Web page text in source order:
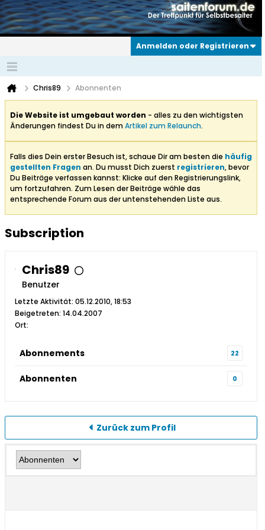
Anmelden oder Registrieren
Chris89 Abonnenten
Die Website ist umgebaut worden - alles zu den wichtigsten
Änderungen findest Du in demArtikel zum Relaunch.
Falls dies Dein erster Besuch ist, schaue Dir am besten die häufig
gestellten Fragen an. Du musst Dich zuerst registrieren, bevor
Du Beiträge verfassen kannst: Klicke auf den Registrierungslink,
um fortzufahren. Zum Lesen der Beiträge wähle das
entsprechende Forum aus der untenstehenden Liste aus.
Subscription
Chris89
Benutzer
Letzte Aktivität: 05.12.2010, 18:53
Beigetreten: 14.04.2007
Ort:
Abonnements 22
Abonnenten 0
Zurück zum Profil